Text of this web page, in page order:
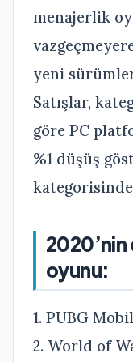
menajerlik
yeni
Satışlar,
göre PC
%1 düşüş
2020’nin
oyunu:
1. PUBG
2. World of